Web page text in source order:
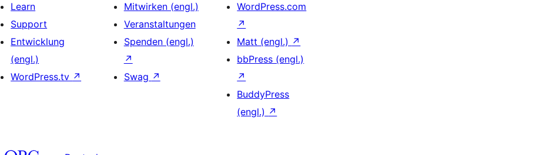
Learn
Support
Entwicklung
(engl.)
WordPress.tv ↗
Mitwirken (engl.)
Veranstaltungen
Spenden (engl.)
↗
Swag ↗
WordPress.com
↗
Matt (engl.) ↗
bbPress (engl.)
↗
BuddyPress
(engl.) ↗